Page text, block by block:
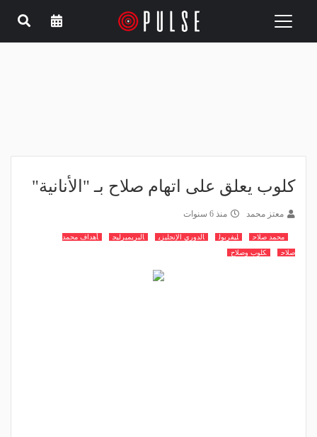
Toggle
كلوب يعلق على اتهام صلاح بـ "الأنانية"
معتز محمد منذ 6 سنوات
محمد صلاح ليفربول الدوري الإنجليزي البريميرليج
أهداف محمد
صلاح
كلوب وصلاح